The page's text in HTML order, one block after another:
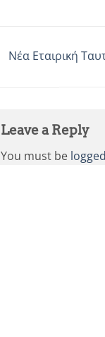
Νέα Εταιρική
Leave a Reply
You must be